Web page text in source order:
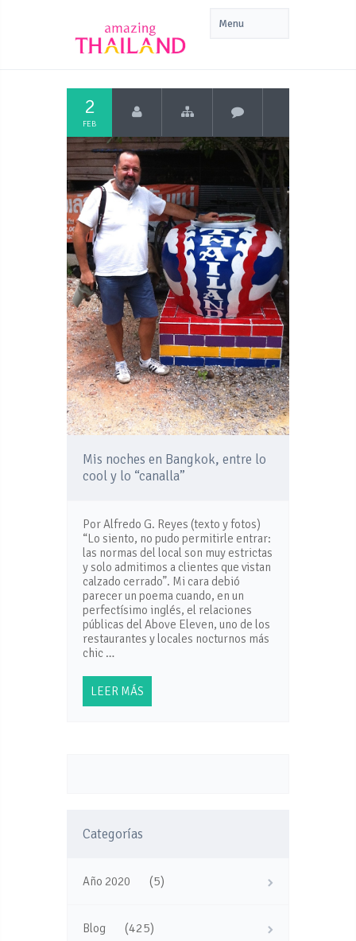
2
FEB
Mis noches en Bangkok, entre lo
cool y lo “canalla”
Por Alfredo G. Reyes (texto y fotos)
“Lo siento, no pudo permitirle entrar:
las normas del local son muy estrictas
y solo admitimos a clientes que vistan
calzado cerrado”. Mi cara debió
parecer un poema cuando, en un
perfectísimo inglés, el relaciones
públicas del Above Eleven, uno de los
restaurantes y locales nocturnos más
chic …
LEER MÁS
Categorías
Año 2020 (5)
Blog (425)